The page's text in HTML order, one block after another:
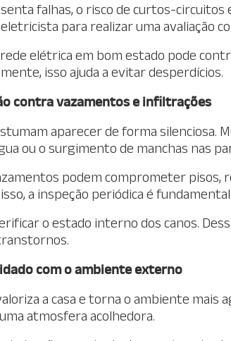
falhas, o risco de curtos-circuitos
para realizar uma avaliação
elétrica em bom estado pode
isso ajuda a evitar desperdícios.
contra vazamentos e infiltrações
aparecer de forma silenciosa.
ou o surgimento de manchas nas
podem comprometer pisos,
a inspeção periódica é fundamental.
o estado interno dos canos.
com o ambiente externo
a casa e torna o ambiente mais
atmosfera acolhedora.